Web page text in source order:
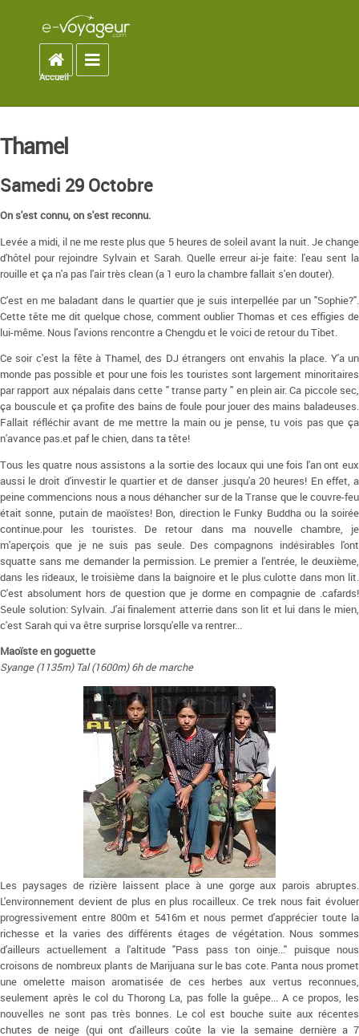
Accueil
Toggle navigation
Accueil
Thamel
Samedi 29 Octobre
On s'est connu, on s'est reconnu.
Levée a midi, il ne me reste plus que 5 heures de soleil avant la nuit. Je change
d'hôtel pour rejoindre Sylvain et Sarah. Quelle erreur ai-je faite: l'eau sent la
rouille et ça n'a pas l'air très clean (a 1 euro la chambre fallait s'en douter).
C'est en me baladant dans le quartier que je suis interpellée par un "Sophie?".
Cette tête me dit quelque chose, comment oublier Thomas et ces effigies de
lui-même. Nous l'avions rencontre a Chengdu et le voici de retour du Tibet.
Ce soir c'est la fête à Thamel, des DJ étrangers ont envahis la place. Y'a un
monde pas possible et pour une fois les touristes sont largement minoritaires
par rapport aux népalais dans cette " transe party " en plein air. Ca piccole sec,
ça bouscule et ça profite des bains de foule pour jouer des mains baladeuses.
Fallait réfléchir avant de me mettre la main ou je pense, tu vois pas que ça
n'avance pas.et paf le chien, dans ta tête!
Tous les quatre nous assistons a la sortie des locaux qui une fois l'an ont eux
aussi le droit d'investir le quartier et de danser .jusqu'a 20 heures! En effet, a
peine commencions nous a nous déhancher sur de la Transe que le couvre-feu
était sonne, putain de maoïstes! Bon, direction le Funky Buddha ou la soirée
continue.pour les touristes. De retour dans ma nouvelle chambre, je
m'aperçois que je ne suis pas seule. Des compagnons indésirables l'ont
squatte sans me demander la permission. Le premier a l'entrée, le deuxième,
dans les rideaux, le troisième dans la baignoire et le plus culotte dans mon lit.
C'est absolument hors de question que je dorme en compagnie de .cafards!
Seule solution: Sylvain. J'ai finalement atterrie dans son lit et lui dans le mien,
c'est Sarah qui va être surprise lorsqu'elle va rentrer...
Maoïste en goguette
Syange (1135m) Tal (1600m) 6h de marche
Les paysages de rizière laissent place à une gorge aux parois abruptes.
L'environnement devient de plus en plus rocailleux. Ce trek nous fait évoluer
progressivement entre 800m et 5416m et nous permet d'apprécier toute la
richesse et la varies des différents étages de végétation. Nous sommes
d'ailleurs actuellement a l'altitude "Pass pass ton oinje..." puisque nous
croisons de nombreux plants de Marijuana sur le bas cote. Panta nous promet
une omelette maison aromatisée de ces herbes aux vertus reconnues,
seulement après le col du Thorong La, pas folle la guêpe... A ce propos, les
nouvelles ne sont pas très bonnes. Le col est bouche suite aux récentes
chutes de neige (qui ont d'ailleurs coûte la vie la semaine dernière a 7